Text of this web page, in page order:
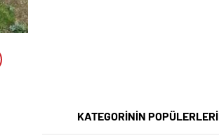
KATEGORİNİN POPÜLERLERİ